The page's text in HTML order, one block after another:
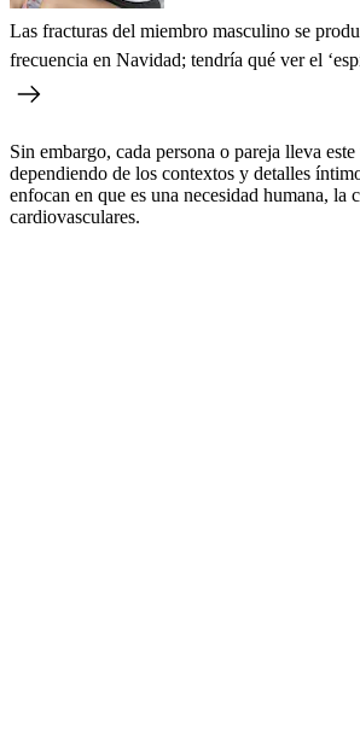
Las fracturas del miembro masculino se
frecuencia en Navidad; tendría qué ver el
Sin embargo, cada persona o pareja lleva este
dependiendo de los contextos y detalles
enfocan en que es una necesidad humana, la
cardiovasculares.